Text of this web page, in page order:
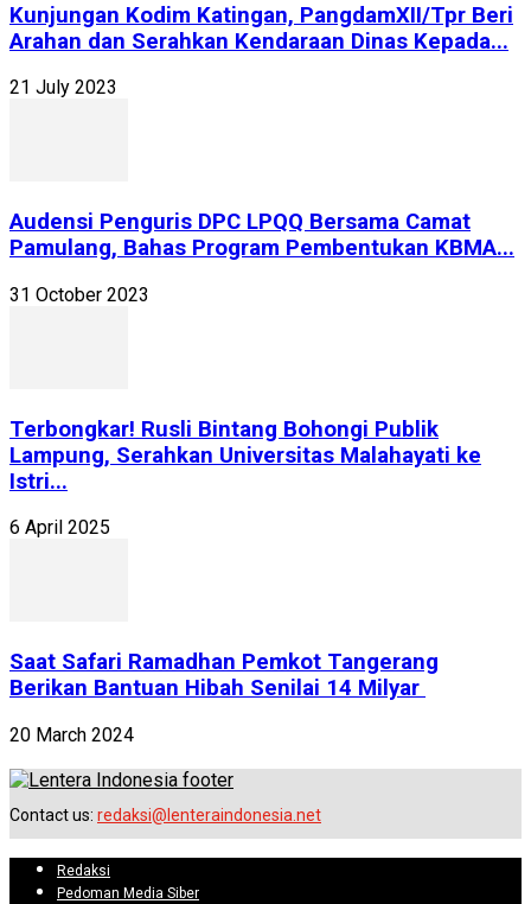
Kunjungan Kodim Katingan, PangdamXII/Tpr Beri
Arahan dan Serahkan Kendaraan Dinas Kepada...
21 July 2023
Audensi Penguris DPC LPQQ Bersama Camat
Pamulang, Bahas Program Pembentukan KBMA...
31 October 2023
Terbongkar! Rusli Bintang Bohongi Publik
Lampung, Serahkan Universitas Malahayati ke
Istri...
6 April 2025
Saat Safari Ramadhan Pemkot Tangerang
Berikan Bantuan Hibah Senilai 14 Milyar
20 March 2024
Contact us: redaksi@lenteraindonesia.net
Redaksi
Pedoman Media Siber